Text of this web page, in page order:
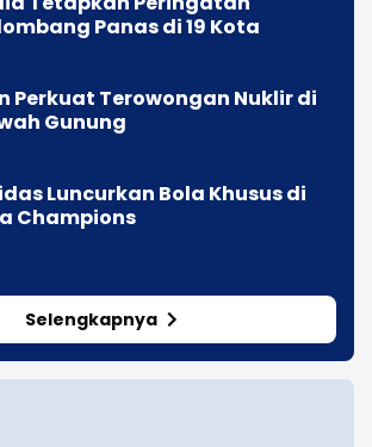
Panas di 19 Kota
Perkuat Terowongan Nuklir di
Gunung
Luncurkan Bola Khusus di
Champions
Selengkapnya